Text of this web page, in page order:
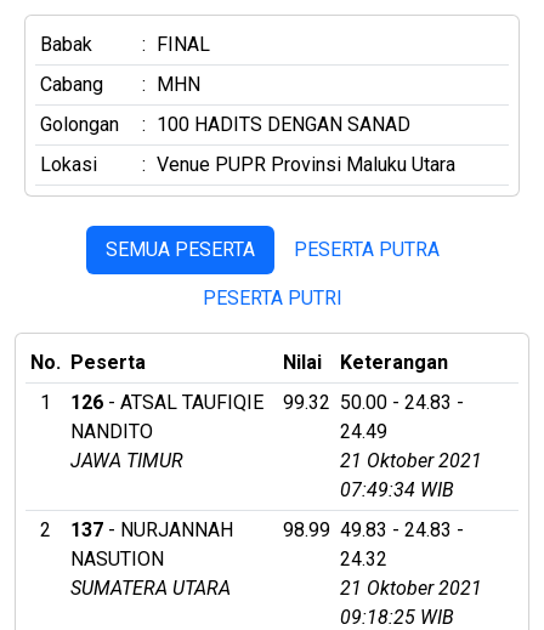
Babak : FINAL
Cabang
: MHN
Golongan
: 100 HADITS DENGAN SANAD
Lokasi
: Venue PUPR Provinsi Maluku Utara
SEMUA PESERTA PESERTA PUTRA
PESERTA PUTRI
No. Peserta Nilai
Keterangan
1
126 - ATSAL TAUFIQIE
NANDITO
JAWA TIMUR
99.32 50.00 - 24.83 -
24.49
21 Oktober 2021
07:49:34 WIB
2
137 - NURJANNAH
NASUTION
SUMATERA UTARA
98.99 49.83 - 24.83 -
24.32
21 Oktober 2021
09:18:25 WIB